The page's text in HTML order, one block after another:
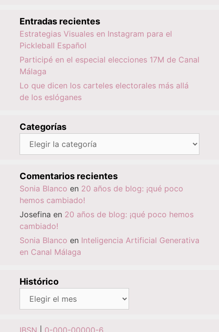
Entradas recientes
Estrategias Visuales en Instagram para el
Pickleball Español
Participé en el especial elecciones 17M de Canal
Málaga
Lo que dicen los carteles electorales más allá
de los eslóganes
Categorías
Comentarios recientes
Sonia Blanco en 20 años de blog: ¡qué poco
hemos cambiado!
Josefina en 20 años de blog: ¡qué poco hemos
cambiado!
Sonia Blanco en Inteligencia Artificial Generativa
en Canal Málaga
Histórico
IBSN 0-000-00000-6